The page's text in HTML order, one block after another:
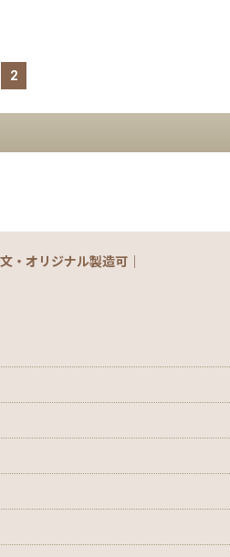
2
・オリジナル製造可｜